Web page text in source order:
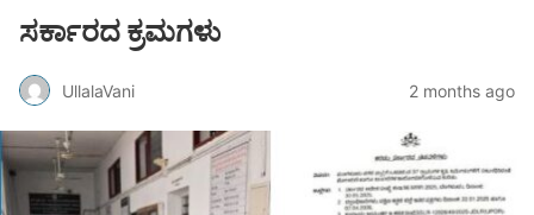
ಸರ್ಕಾರದ ಕ್ರಮಗಳು
UllalaVani 2 months ago